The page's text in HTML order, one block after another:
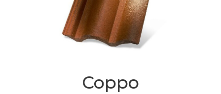
Coppo
539 Ft/db-tól